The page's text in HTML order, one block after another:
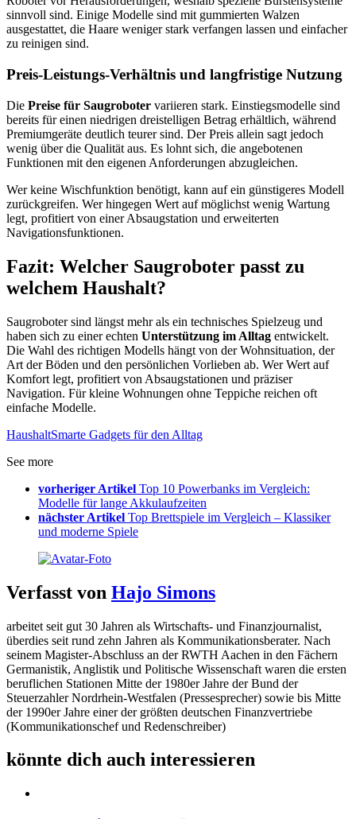
sinnvoll sind. Einige Modelle sind mit gummierten Walzen
ausgestattet, die Haare weniger stark verfangen lassen und einfacher
zu reinigen sind.
Preis-Leistungs-Verhältnis und langfristige Nutzung
Die Preise für Saugroboter variieren stark. Einstiegsmodelle sind
bereits für einen niedrigen dreistelligen Betrag erhältlich, während
Premiumgeräte deutlich teurer sind. Der Preis allein sagt jedoch
wenig über die Qualität aus. Es lohnt sich, die angebotenen
Funktionen mit den eigenen Anforderungen abzugleichen.
Wer keine Wischfunktion benötigt, kann auf ein günstigeres Modell
zurückgreifen. Wer hingegen Wert auf möglichst wenig Wartung
legt, profitiert von einer Absaugstation und erweiterten
Navigationsfunktionen.
Fazit: Welcher Saugroboter passt zu
welchem Haushalt?
Saugroboter sind längst mehr als ein technisches Spielzeug und
haben sich zu einer echten Unterstützung im Alltag entwickelt.
Die Wahl des richtigen Modells hängt von der Wohnsituation, der
Art der Böden und den persönlichen Vorlieben ab. Wer Wert auf
Komfort legt, profitiert von Absaugstationen und präziser
Navigation. Für kleine Wohnungen ohne Teppiche reichen oft
einfache Modelle.
HaushaltSmarte Gadgets für den Alltag
See more
vorheriger Artikel Top 10 Powerbanks im Vergleich:
Modelle für lange Akkulaufzeiten
nächster Artikel Top Brettspiele im Vergleich – Klassiker
und moderne Spiele
Verfasst von Hajo Simons
arbeitet seit gut 30 Jahren als Wirtschafts- und Finanzjournalist,
überdies seit rund zehn Jahren als Kommunikationsberater. Nach
seinem Magister-Abschluss an der RWTH Aachen in den Fächern
Germanistik, Anglistik und Politische Wissenschaft waren die ersten
beruflichen Stationen Mitte der 1980er Jahre der Bund der
Steuerzahler Nordrhein-Westfalen (Pressesprecher) sowie bis Mitte
der 1990er Jahre einer der größten deutschen Finanzvertriebe
(Kommunikationschef und Redenschreiber)
könnte dich auch interessieren